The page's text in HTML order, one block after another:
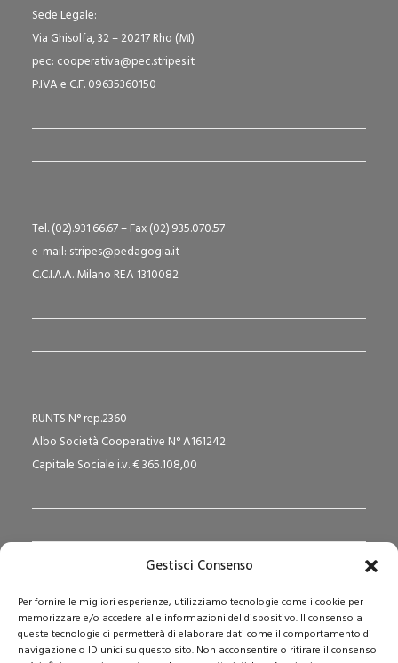
Gestisci Consenso
Per fornire le migliori esperienze, utilizziamo tecnologie come i cookie per
memorizzare e/o accedere alle informazioni del dispositivo. Il consenso a
queste tecnologie ci permetterà di elaborare dati come il comportamento di
navigazione o ID unici su questo sito. Non acconsentire o ritirare il consenso
Sede Legale:
Via Ghisolfa, 32 – 20217 Rho (MI)
pec: cooperativa@pec.stripes.it
P.IVA e C.F. 09635360150
Tel. (02).931.66.67 – Fax (02).935.070.57
e-mail: stripes@pedagogia.it
C.C.I.A.A. Milano REA 1310082
RUNTS N° rep.2360
Albo Società Cooperative N° A161242
Capitale Sociale i.v. € 365.108,00
Via San Domenico Savio, 6 – 20017 Rho (MI)
Reg. Tribunale: n. 187 del 29/03/97 | ISSN: 1593-2259
Web:www.pedagogia.it